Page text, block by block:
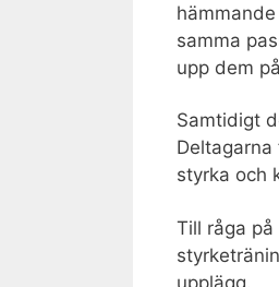
samma
upp dem
Samtidigt
styrka och
Till råga